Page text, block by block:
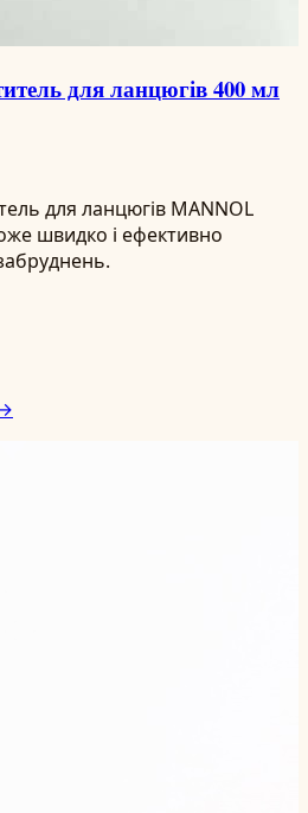
для ланцюгів 400 мл
для ланцюгів MANNOL
швидко і ефективно